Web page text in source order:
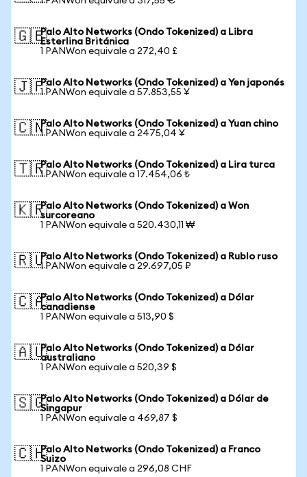
🇬🇧Palo Alto Networks (Ondo Tokenized) a Libra
Esterlina Británica
1 PANWon equivale a 272,40 £
🇯🇵Palo Alto Networks (Ondo Tokenized) a Yen japonés
1 PANWon equivale a 57.853,55 ¥
🇨🇳Palo Alto Networks (Ondo Tokenized) a Yuan chino
1 PANWon equivale a 2475,04 ¥
🇹🇷Palo Alto Networks (Ondo Tokenized) a Lira turca
1 PANWon equivale a 17.454,06 ₺
🇰🇷Palo Alto Networks (Ondo Tokenized) a Won
surcoreano
1 PANWon equivale a 520.430,11 ₩
🇷🇺Palo Alto Networks (Ondo Tokenized) a Rublo ruso
1 PANWon equivale a 29.697,05 ₽
🇨🇦Palo Alto Networks (Ondo Tokenized) a Dólar
canadiense
1 PANWon equivale a 513,90 $
🇦🇺Palo Alto Networks (Ondo Tokenized) a Dólar
australiano
1 PANWon equivale a 520,39 $
🇸🇬Palo Alto Networks (Ondo Tokenized) a Dólar de
Singapur
1 PANWon equivale a 469,87 $
🇨🇭Palo Alto Networks (Ondo Tokenized) a Franco
Suizo
1 PANWon equivale a 296,08 CHF